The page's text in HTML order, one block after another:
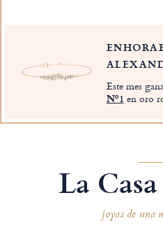
Este mes
Nº1 en oro
La
joyas de una